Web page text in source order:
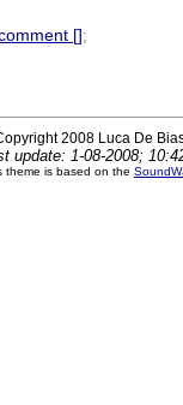
[] ;
2008 Luca De
update: 1-08-2008;
theme is based on the